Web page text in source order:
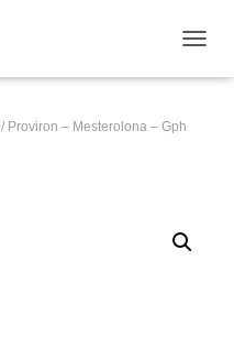
/ Proviron – Mesterolona – Gph